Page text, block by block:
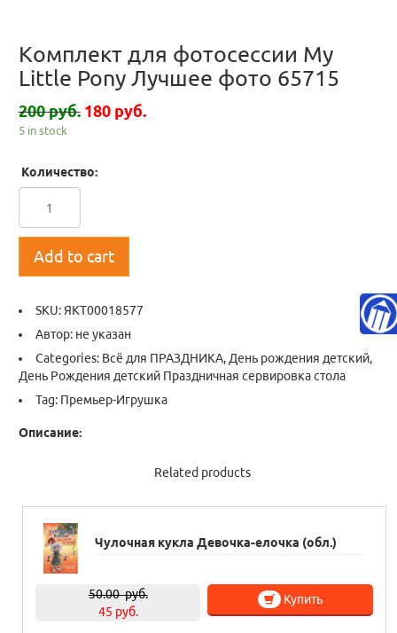
Комплект для фотосессии My
Little Pony Лучшее фото 65715
200 руб. 180 руб.
5 in stock
Количество:
Add to cart
SKU:ЯКТ00018577
Автор: не указан
Categories: Всё для ПРАЗДНИКА,День рождения детский,
День Рождения детский Праздничная сервировка стола
Tag: Премьер-Игрушка
Описание:
Related products
Чулочная кукла Девочка-елочка (обл.)
50.00руб.
45 руб.
Купить